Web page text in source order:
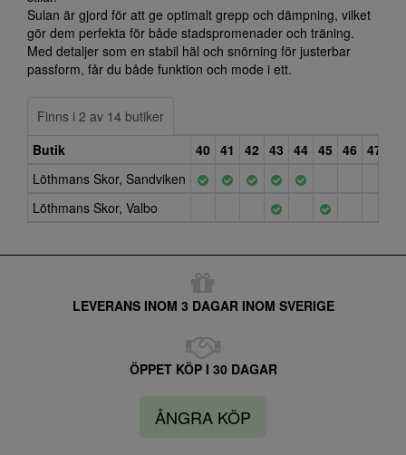
Sulan är gjord för att ge optimalt grepp och dämpning, vilket
gör dem perfekta för både stadspromenader och träning.
Med detaljer som en stabil häl och snörning för justerbar
passform, får du både funktion och mode i ett.
Finns i 2 av 14 butiker
Butik
40 41 42 43 44 45 46 47
Löthmans Skor, Sandviken
Löthmans Skor, Valbo
LEVERANS INOM 3 DAGAR INOM SVERIGE
ÖPPET KÖP I 30 DAGAR
ÅNGRA KÖP